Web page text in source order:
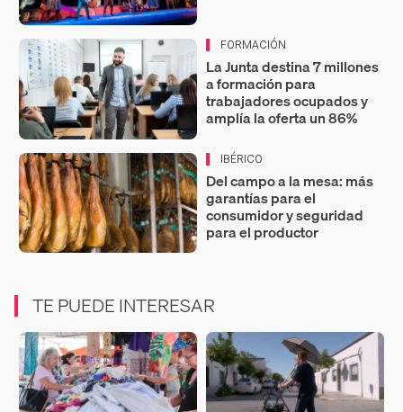
FORMACIÓN
La Junta destina 7 millones
a formación para
trabajadores ocupados y
amplía la oferta un 86%
IBÉRICO
Del campo a la mesa: más
garantías para el
consumidor y seguridad
para el productor
TE PUEDE INTERESAR